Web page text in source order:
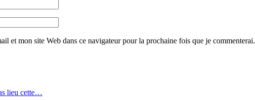
et mon site Web dans ce navigateur pour la prochaine fois que je commenterai.
lieu cette…